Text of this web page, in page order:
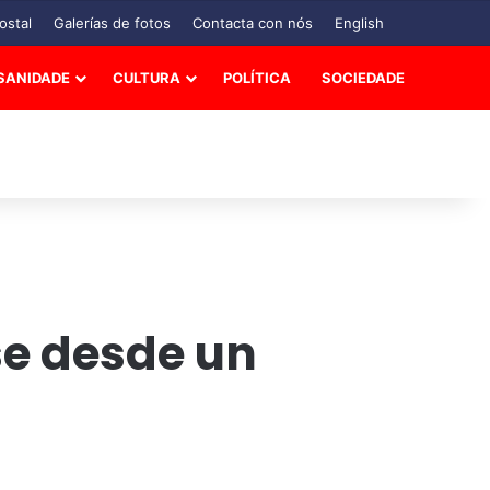
Galerías de fotos Contacta con nós English
CULTURA POLÍTICA SOCIEDADE
desde un